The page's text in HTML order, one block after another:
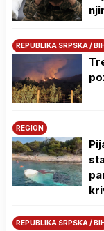
REPUBLIKA SRPSKA /
REGION
REPUBLIKA SRPSKA /